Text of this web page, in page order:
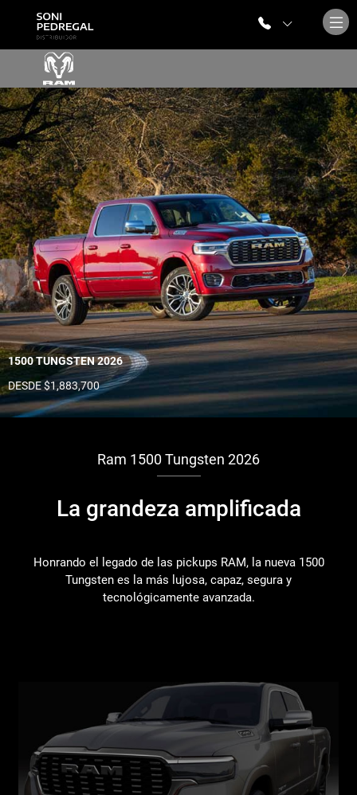
1500 TUNGSTEN 2026
DESDE $1,883,700
Ram 1500 Tungsten 2026
La grandeza amplificada
Honrando el legado de las pickups RAM, la nueva 1500
Tungsten es la más lujosa, capaz, segura y
tecnológicamente avanzada.